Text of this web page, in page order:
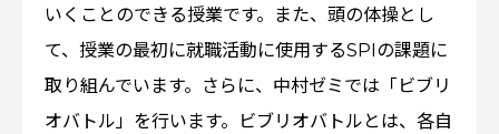
いくことのできる授業です。また、頭の体操とし
て、授業の最初に就職活動に使用するSPIの課題に
取り組んでいます。さらに、中村ゼミでは「ビブリ
オバトル」を行います。ビブリオバトルとは、各自